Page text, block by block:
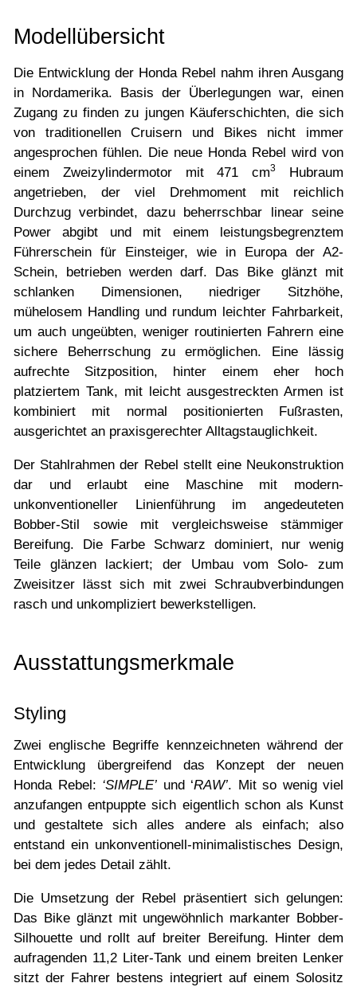
Modellübersicht
Die Entwicklung der Honda Rebel nahm ihren Ausgang
in Nordamerika. Basis der Überlegungen war, einen
Zugang zu finden zu jungen Käuferschichten, die sich
von traditionellen Cruisern und Bikes nicht immer
angesprochen fühlen. Die neue Honda Rebel wird von
einem Zweizylindermotor mit 471 cm3
Hubraum
angetrieben, der viel Drehmoment mit reichlich
Durchzug verbindet, dazu beherrschbar linear seine
Power abgibt und mit einem leistungsbegrenztem
Führerschein für Einsteiger, wie in Europa der A2-
Schein, betrieben werden darf. Das Bike glänzt mit
schlanken Dimensionen, niedriger Sitzhöhe,
mühelosem Handling und rundum leichter Fahrbarkeit,
um auch ungeübten, weniger routinierten Fahrern eine
sichere Beherrschung zu ermöglichen. Eine lässig
aufrechte Sitzposition, hinter einem eher hoch
platziertem Tank, mit leicht ausgestreckten Armen ist
kombiniert mit normal positionierten Fußrasten,
ausgerichtet an praxisgerechter Alltagstauglichkeit.
Der Stahlrahmen der Rebel stellt eine Neukonstruktion
dar und erlaubt eine Maschine mit modern-
unkonventioneller Linienführung im angedeuteten
Bobber-Stil sowie mit vergleichsweise stämmiger
Bereifung. Die Farbe Schwarz dominiert, nur wenig
Teile glänzen lackiert; der Umbau vom Solo- zum
Zweisitzer lässt sich mit zwei Schraubverbindungen
rasch und unkompliziert bewerkstelligen.
Ausstattungsmerkmale
Styling
Zwei englische Begriffe kennzeichneten während der
Entwicklung übergreifend das Konzept der neuen
Honda Rebel: ‘SIMPLE’ und ‘RAW’. Mit so wenig viel
anzufangen entpuppte sich eigentlich schon als Kunst
und gestaltete sich alles andere als einfach; also
entstand ein unkonventionell-minimalistisches Design,
bei dem jedes Detail zählt.
Die Umsetzung der Rebel präsentiert sich gelungen:
Das Bike glänzt mit ungewöhnlich markanter Bobber-
Silhouette und rollt auf breiter Bereifung. Hinter dem
aufragenden 11,2 Liter-Tank und einem breiten Lenker
sitzt der Fahrer bestens integriert auf einem Solositz